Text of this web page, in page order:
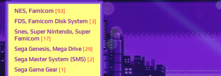
NES, Famicom [93]
FDS, Famicom Disk System [3]
Snes, Super Nintendo, Super
Famicom [17]
Sega Genesis, Mega Drive [29]
Sega Master System (SMS) [2]
Sega Game Gear [1]